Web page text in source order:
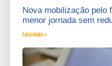
Nova mobilização pelo
menor jornada sem
Leia mais »